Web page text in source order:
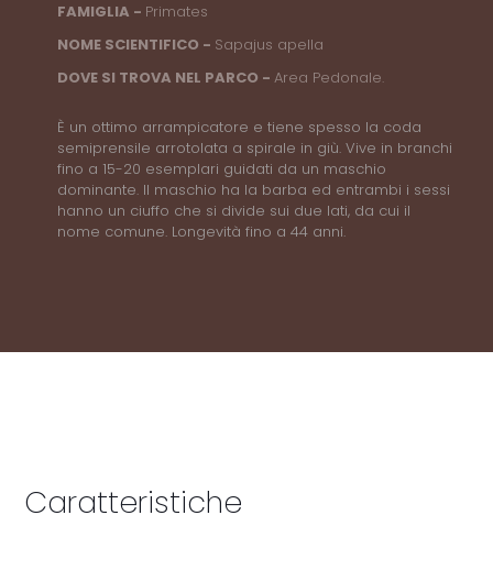
FAMIGLIA - Primates
NOME SCIENTIFICO - Sapajus apella
DOVE SI TROVA NEL PARCO -Area Pedonale.
È un ottimo arrampicatore e tiene spesso la coda
semiprensile arrotolata a spirale in giù. Vive in branchi
fino a 15-20 esemplari guidati da un maschio
dominante. Il maschio ha la barba ed entrambi i sessi
hanno un ciuffo che si divide sui due lati, da cui il
nome comune. Longevità fino a 44 anni.
Caratteristiche